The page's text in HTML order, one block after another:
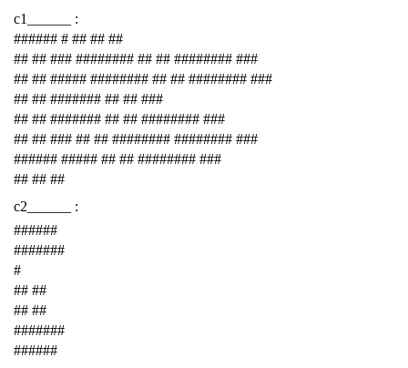
c1______ :
###### # ## ## ##
## ## ### ######## ## ## ######## ###
## ## ##### ######## ## ## ######## ###
## ## ####### ## ## ###
## ## ####### ## ## ######## ###
## ## ### ## ## ######## ######## ###
###### ##### ## ## ######## ###
## ## ##
c2______ :
######
#######
#
## ##
## ##
#######
######